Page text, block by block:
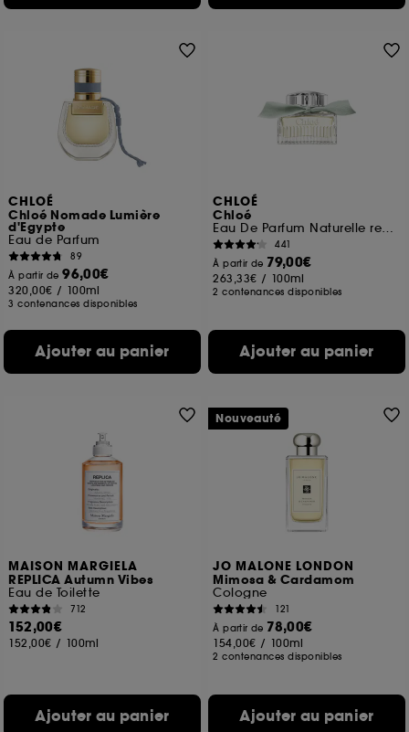
CHLOÉ
Chloé Nomade Lumière
d'Egypte
Eau de Parfum
89
À partir de96,00€
320,00€ / 100ml
3 contenances disponibles
Ajouter au panier
CHLOÉ
Chloé
Eau De Parfum Naturelle rechargeable
441
À partir de 79,00€
263,33€ / 100ml
2 contenances disponibles
Ajouter au panier
MAISON MARGIELA
REPLICA Autumn Vibes
Eau de Toilette
712
152,00€
152,00€ / 100ml
Ajouter au panier
JO MALONE LONDON
Mimosa & Cardamom
Cologne
121
À partir de 78,00€
154,00€ / 100ml
2 contenances disponibles
Ajouter au panier
Nouveauté